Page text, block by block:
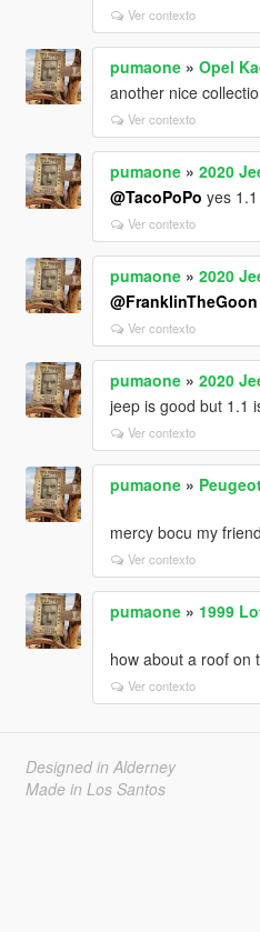
Ver contexto
pumaone» Opel
another nice
Ver contexto
pumaone» 2020
@TacoPoPo yes
Ver contexto
pumaone» 2020
@FranklinTheGoon
Ver contexto
pumaone» 2020
jeep is good but 1.1
Ver contexto
pumaone»
mercy bocu my
Ver contexto
pumaone» 1999
how about a roof on
Ver contexto
Designed in Alderney
Made in Los Santos